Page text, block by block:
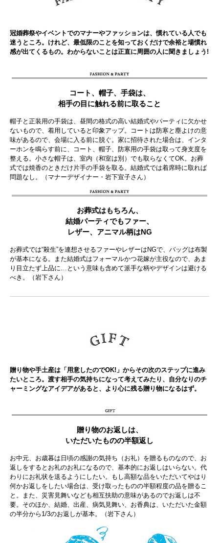
冠婚葬祭やイベントでのマナーやファッションは、慣れている人でも
迷うところ。けれど、最低限のことを知っておくだけで余裕と場慣れ
感が出てくるもの。わからないことは正直に周囲の人に聞きましょう!
コート、帽子、手袋は、
相手の目に触れる前に取ること
帽子と正装用の手袋は、昼間の格式の高い結婚式やパーティに欠かせ
ないもので、着用していると印象アップ。コートは防寒と塵よけの意
味があるので、会場に入る前に脱ぐ。家に招待された場合は、インタ
ーホンを鳴らす前に、コート、帽子、防寒用の手袋は取って身支度を
整える。小さな帽子は、室内（和室は別）でも取らなくてOK。お葬
式では焼香のときだけ片手の手袋を取る。結婚式では着席時に取れば
問題なし。（マナーデザイナー・岩下宣子さん）
お葬式はもちろん、
結婚パーティでもファー、
レザー、アニマル柄はNG
お葬式では“殺生”を連想させるファーやレザーはNGで、バッグは布製
が基本になる。また結婚式はフォーマルかつ花嫁が主役なので、あま
り目立たず上品に…という意味も含めて派手な柄やデザインは避ける
べき。（岩下さん）
贈り物や手土産は「用意したのでOK!」からその次のステップに進み
たいところ。渡す相手の気持ちになって考えてみたり、自分なりのチ
ャーミングなアイデアがあると、より心に残る贈り物になるはず。
贈り物のお返しは、
いただいたものの半額返し
お中元、お歳暮は日頃の感謝の気持ち（お礼）を贈るものなので、お
返しをするとお礼のお礼になるので、基本的にお返しはいらない。代
わりにお礼状を送るようにしたい。もし高額な品をいただいてやはり
何かお返しをしたい場合は、受け取ったものの半額程度の品を贈るこ
と。また、災害見舞いなども相互扶助の意味があるのでお返しは不
要。そのほか、結婚、出産、病気見舞い、お香典は、いただいた金額
の半分から1/3のお返しが基本。（岩下さん）